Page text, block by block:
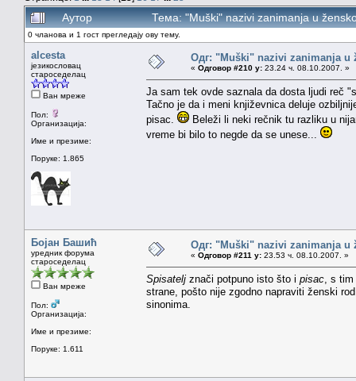
Аутор Тема: "Muški" nazivi zanimanja u
0 чланова и 1 гост прегледају ову тему.
alcesta
језикословац
староседелац
Ван мреже
Пол:
Организација:
Име и презиме:
Поруке: 1.865
Одг: "Muški" nazivi zanimanja u
« Одговор #210 у: 23.24 ч. 08.10.2007. »
Ja sam tek ovde saznala da dosta ljudi reč
Tačno je da i meni književnica deluje
pisac.
Beleži li neki rečnik tu razliku u
vreme bi bilo to negde da se unese...
Бојан Башић
уредник форума
староседелац
Ван мреже
Пол:
Организација:
Име и презиме:
Поруке: 1.611
Одг: "Muški" nazivi zanimanja u
« Одговор #211 у: 23.53 ч. 08.10.2007. »
Spisatelj znači potpuno isto što i pisac , s
strane, pošto nije zgodno napraviti ženski
sinonima.